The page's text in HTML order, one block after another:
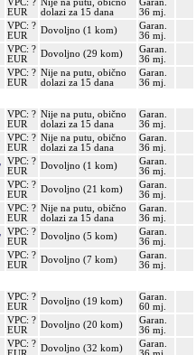
EUR
dolazi za 15 dana
36 mj.
VPC: ?
EUR
Dovoljno (1 kom)
Garan.
36 mj.
VPC: ?
EUR
Dovoljno (29 kom)
Garan.
36 mj.
VPC: ?
EUR
Nije na putu, obično
dolazi za 15 dana
Garan.
36 mj.
VPC: ?
EUR
Nije na putu, obično
dolazi za 15 dana
Garan.
36 mj.
VPC: ?
EUR
Nije na putu, obično
dolazi za 15 dana
Garan.
36 mj.
VPC: ?
EUR
Dovoljno (1 kom)
Garan.
36 mj.
VPC: ?
EUR
Dovoljno (21 kom)
Garan.
36 mj.
VPC: ?
EUR
Nije na putu, obično
dolazi za 15 dana
Garan.
36 mj.
VPC: ?
EUR
Dovoljno (5 kom)
Garan.
36 mj.
VPC: ?
EUR
Dovoljno (7 kom)
Garan.
36 mj.
VPC: ?
EUR
Dovoljno (19 kom)
Garan.
60 mj.
VPC: ?
EUR
Dovoljno (20 kom)
Garan.
36 mj.
VPC: ? Dovoljno (32 kom)
Garan.